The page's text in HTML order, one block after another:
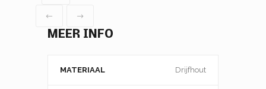
MEER INFO
MATERIAAL Drijfhout